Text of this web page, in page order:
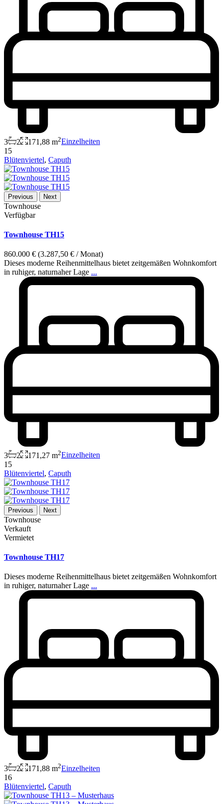
3 2 171,88 m2Einzelheiten
15
Blütenviertel, Caputh
Previous Next
Townhouse
Verfügbar
Townhouse TH15
860.000 € (3.287,50 € / Monat)
Dieses moderne Reihenmittelhaus bietet zeitgemäßen Wohnkomfort
in ruhiger, naturnaher Lage ...
3 2 171,27 m2Einzelheiten
15
Blütenviertel, Caputh
Previous Next
Townhouse
Verkauft
Vermietet
Townhouse TH17
Dieses moderne Reihenmittelhaus bietet zeitgemäßen Wohnkomfort
in ruhiger, naturnaher Lage ...
3 2 171,88 m2Einzelheiten
16
Blütenviertel, Caputh